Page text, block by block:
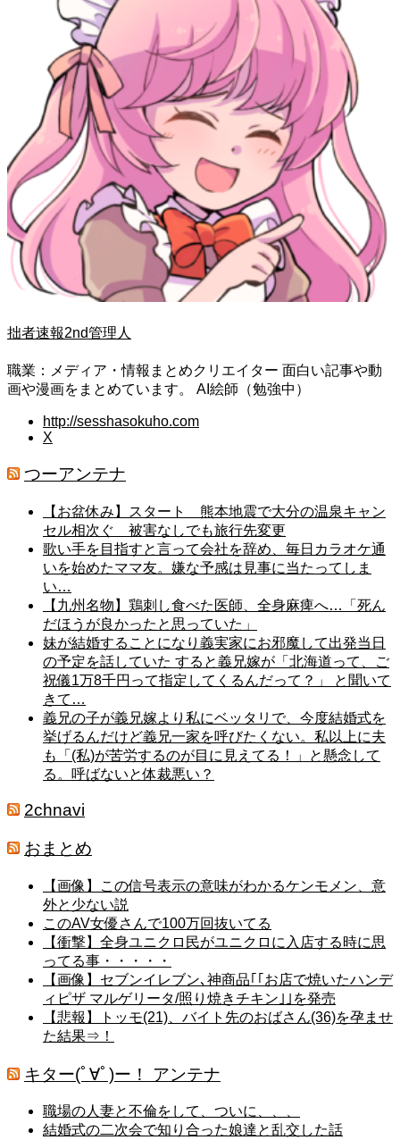
拙者速報2nd管理人
職業：メディア・情報まとめクリエイター 面白い記事や動
画や漫画をまとめています。 AI絵師（勉強中）
http://sesshasokuho.com
X
つーアンテナ
【お盆休み】スタート 熊本地震で大分の温泉キャン
セル相次ぐ 被害なしでも旅行先変更
歌い手を目指すと言って会社を辞め、毎日カラオケ通
いを始めたママ友。嫌な予感は見事に当たってしま
い…
【九州名物】鶏刺し食べた医師、全身麻痺へ…「死ん
だほうが良かったと思っていた」
妹が結婚することになり義実家にお邪魔して出発当日
の予定を話していた すると義兄嫁が「北海道って、ご
祝儀1万8千円って指定してくるんだって？」 と聞いて
きて…
義兄の子が義兄嫁より私にベッタリで、今度結婚式を
挙げるんだけど義兄一家を呼びたくない。私以上に夫
も「(私)が苦労するのが目に見えてる！」と懸念して
る。呼ばないと体裁悪い？
2chnavi
おまとめ
【画像】この信号表示の意味がわかるケンモメン、意
外と少ない説
このAV女優さんで100万回抜いてる
【衝撃】全身ユニクロ民がユニクロに入店する時に思
ってる事・・・・・
【画像】セブンイレブン､神商品｢｢お店で焼いたハンデ
ィピザ マルゲリータ/照り焼きチキン｣｣を発売
【悲報】トッモ(21)、バイト先のおばさん(36)を孕ませ
た結果⇒！
キター(ﾟ∀ﾟ)ー！ アンテナ
職場の人妻と不倫をして、ついに、、、
結婚式の二次会で知り合った娘達と乱交した話